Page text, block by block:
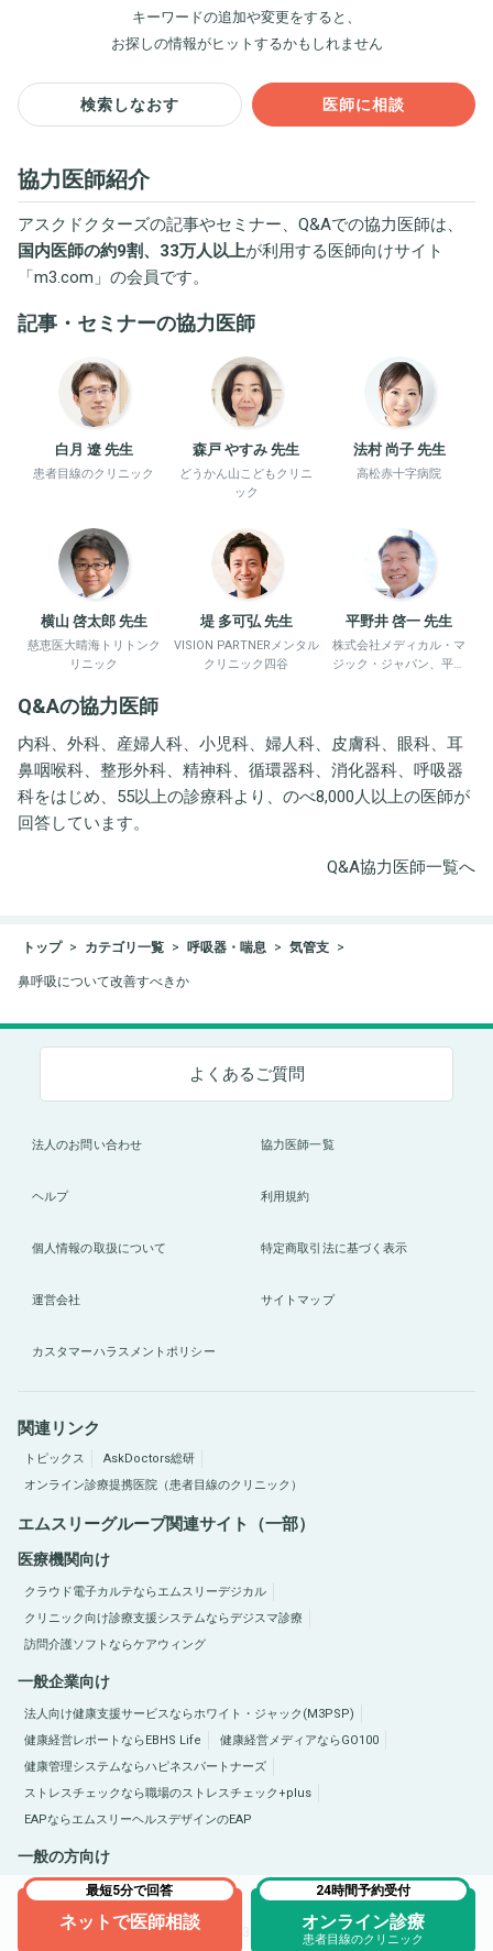
キーワードの追加や変更をすると、
お探しの情報がヒットするかもしれません
検索しなおす 医師に相談
協力医師紹介
アスクドクターズの記事やセミナー、Q&Aでの協力医師は、
国内医師の約9割、33万人以上が利用する医師向けサイト
「m3.com 」の会員です。
記事・セミナーの協力医師
白月 遼 先生
患者目線のクリニック
森戸 やすみ 先生
どうかん山こどもクリニ
ック
法村 尚子 先生
高松赤十字病院
横山 啓太郎 先生
慈恵医大晴海トリトンク
リニック
堤 多可弘 先生
VISION PARTNERメンタル
クリニック四谷
平野井 啓一 先生
株式会社メディカル・マ
ジック・ジャパン、平野
Q&Aの協力医師
内科、外科、産婦人科、小児科、婦人科、皮膚科、眼科、耳
鼻咽喉科、整形外科、精神科、循環器科、消化器科、呼吸器
科をはじめ、55以上の診療科より、のべ8,000人以上の医師が
回答しています。
Q&A協力医師一覧へ
トップ カテゴリ一覧 呼吸器・喘息 気管支
鼻呼吸について改善すべきか
最短5分で回答
ネットで医師相談
24時間予約受付
オンライン診療
患者目線のクリニック
よくあるご質問
法人のお問い合わせ 協力医師一覧
ヘルプ 利用規約
個人情報の取扱について 特定商取引法に基づく表示
運営会社 サイトマップ
カスタマーハラスメントポリシー
関連リンク
トピックス
AskDoctors総研
オンライン診療提携医院（患者目線のクリニック）
エムスリーグループ関連サイト（一部）
医療機関向け
クラウド電子カルテならエムスリーデジカル
クリニック向け診療支援システムならデジスマ診療
訪問介護ソフトならケアウィング
一般企業向け
法人向け健康支援サービスならホワイト・ジャック(M3PSP)
健康経営レポートならEBHS Life
健康経営メディアならGO100
健康管理システムならハピネスパートナーズ
ストレスチェックなら職場のストレスチェック+plus
EAPならエムスリーヘルスデザインのEAP
一般の方向け
医療総合サイトQLife（キューライフ） 肥満症総合サイトならひまんラボ
Copyright © 2005-2026 M3, Inc. All Rights Reserved.